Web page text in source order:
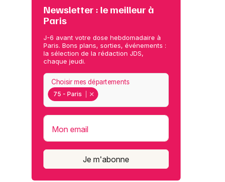
Newsletter : le meilleur à
Paris
J-6 avant votre dose hebdomadaire à
Paris. Bons plans, sorties, événements :
la sélection de la rédaction JDS,
chaque jeudi.
75 - Paris
Choisir mes départements
Mon email
Je m'abonne